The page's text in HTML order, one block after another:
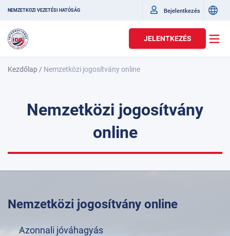
NEMZETKÖZI VEZETÉSI HATÓSÁG Bejelentkezés
JELENTKEZÉS
Kezdőlap / Nemzetközi jogosítvány online
Nemzetközi jogosítvány
online
Nemzetközi jogosítvány online
Azonnali jóváhagyás